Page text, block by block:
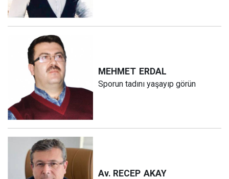
MEHMET ERDAL
Sporun tadını yaşayıp görün
Av. RECEP AKAY